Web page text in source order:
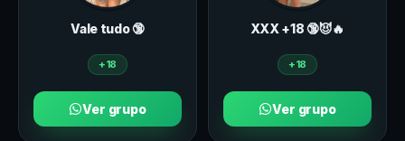
Vale tudo 🔞
+18
Ver grupo
ХXХ +18 🔞😈🔥
+18
Ver grupo